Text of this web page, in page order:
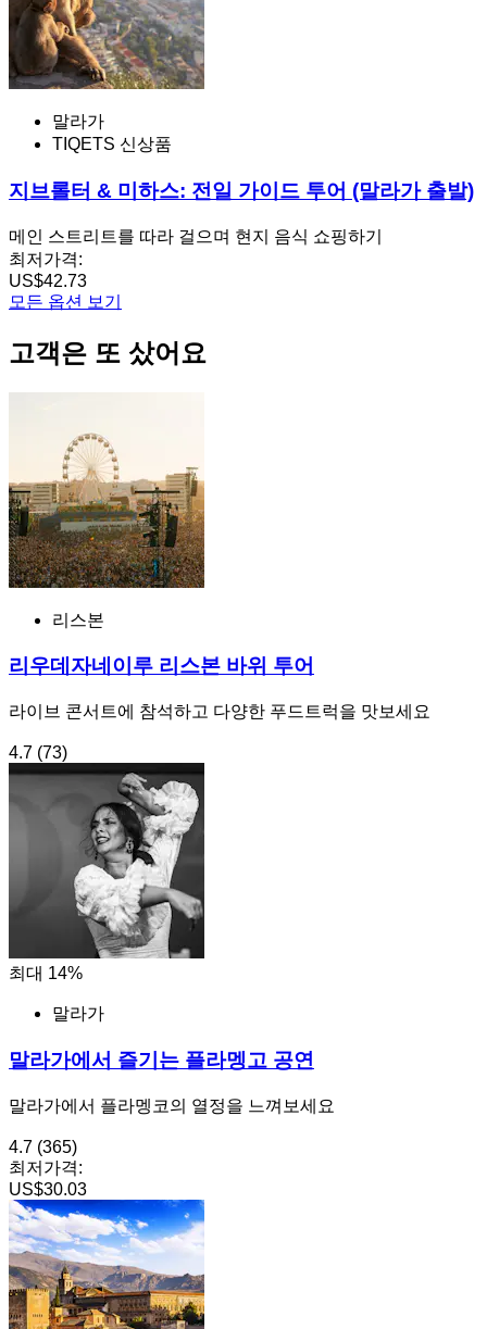
말라가
TIQETS 신상품
지브롤터 & 미하스: 전일 가이드 투어 (말라가 출발)
메인 스트리트를 따라 걸으며 현지 음식 쇼핑하기
최저가격:
US$42.73
모든 옵션 보기
고객은 또 샀어요
리스본
리우데자네이루 리스본 바위 투어
라이브 콘서트에 참석하고 다양한 푸드트럭을 맛보세요
4.7 (73)
최대 14%
말라가
말라가에서 즐기는 플라멩고 공연
말라가에서 플라멩코의 열정을 느껴보세요
4.7 (365)
최저가격:
US$30.03